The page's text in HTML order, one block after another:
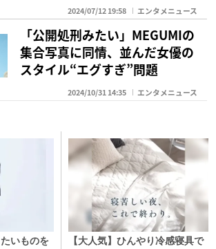
2024/07/12 19:58 エンタメニュース
「公開処刑みたい」MEGUMIの
集合写真に同情、並んだ女優の
スタイル“エグすぎ”問題
2024/10/31 14:35 エンタメニュース
いものを
【大人気】ひんやり冷感寝具で